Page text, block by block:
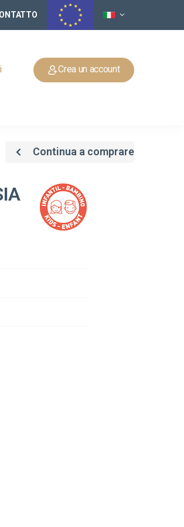
Crea un account
Continua a comprare